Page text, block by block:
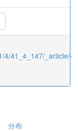
4/41_4_147/_article/-
分布